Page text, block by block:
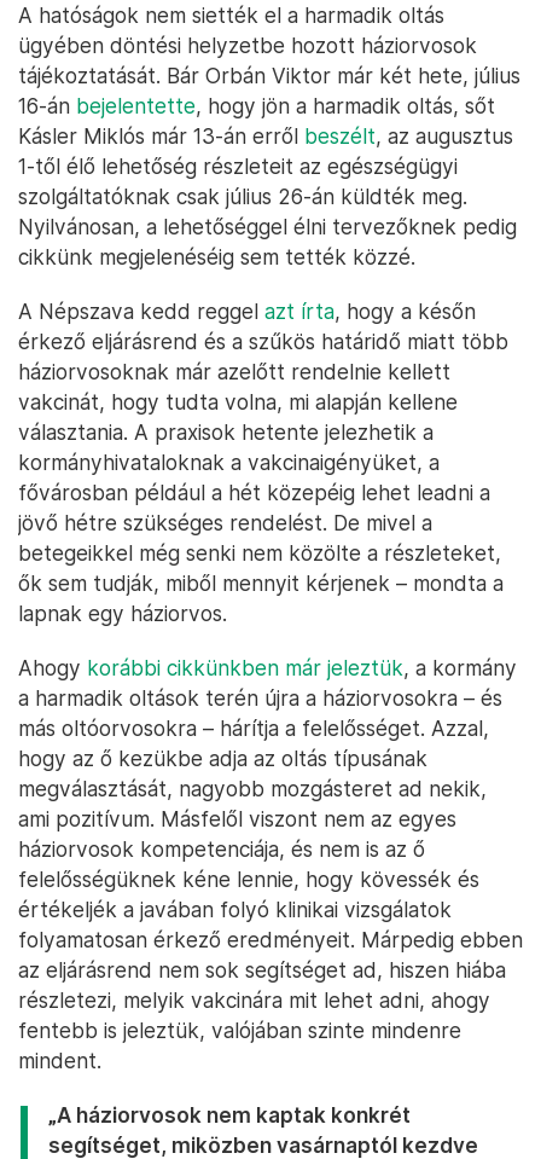
A hatóságok nem siették el a harmadik oltás
ügyében döntési helyzetbe hozott háziorvosok
tájékoztatását. Bár Orbán Viktor már két hete, július
16-án bejelentette, hogy jön a harmadik oltás, sőt
Kásler Miklós már 13-án erről beszélt, az augusztus
1-től élő lehetőség részleteit az egészségügyi
szolgáltatóknak csak július 26-án küldték meg.
Nyilvánosan, a lehetőséggel élni tervezőknek pedig
cikkünk megjelenéséig sem tették közzé.
A Népszava kedd reggel azt írta, hogy a későn
érkező eljárásrend és a szűkös határidő miatt több
háziorvosoknak már azelőtt rendelnie kellett
vakcinát, hogy tudta volna, mi alapján kellene
választania. A praxisok hetente jelezhetik a
kormányhivataloknak a vakcinaigényüket, a
fővárosban például a hét közepéig lehet leadni a
jövő hétre szükséges rendelést. De mivel a
betegeikkel még senki nem közölte a részleteket,
ők sem tudják, miből mennyit kérjenek – mondta a
lapnak egy háziorvos.
Ahogy korábbi cikkünkben már jeleztük, a kormány
a harmadik oltások terén újra a háziorvosokra – és
más oltóorvosokra – hárítja a felelősséget. Azzal,
hogy az ő kezükbe adja az oltás típusának
megválasztását, nagyobb mozgásteret ad nekik,
ami pozitívum. Másfelől viszont nem az egyes
háziorvosok kompetenciája, és nem is az ő
felelősségüknek kéne lennie, hogy kövessék és
értékeljék a javában folyó klinikai vizsgálatok
folyamatosan érkező eredményeit. Márpedig ebben
az eljárásrend nem sok segítséget ad, hiszen hiába
részletezi, melyik vakcinára mit lehet adni, ahogy
fentebb is jeleztük, valójában szinte mindenre
mindent.
„A háziorvosok nem kaptak konkrét
segítséget, miközben vasárnaptól kezdve